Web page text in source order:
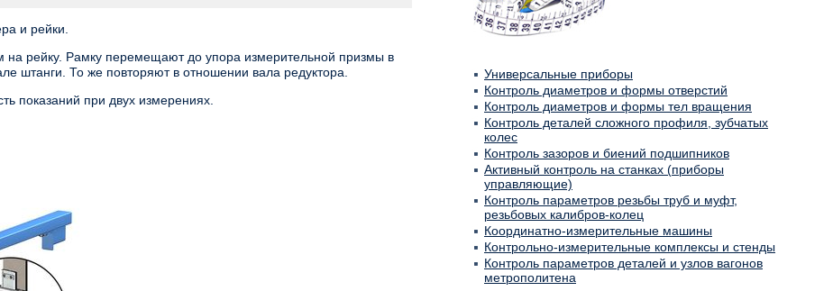
и рейки.
на рейку. Рамку перемещают до упора измерительной призмы в
штанги. То же повторяют в отношении вала редуктора.
показаний при двух измерениях.
Универсальные приборы
Контроль диаметров и формы отверстий
Контроль диаметров и формы тел вращения
Контроль деталей сложного профиля, зубчатых
колес
Контроль зазоров и биений подшипников
Активный контроль на станках (приборы
управляющие)
Контроль параметров резьбы труб и муфт,
резьбовых калибров-колец
Координатно-измерительные машины
Контрольно-измерительные комплексы и стенды
Контроль параметров деталей и узлов вагонов
метрополитена